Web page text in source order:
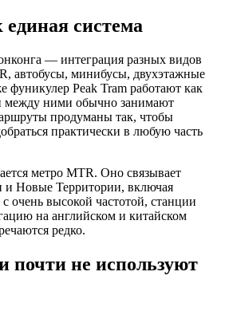
система
— интеграция разных видов
автобусы, минибусы, двухэтажные
фуникулер Peak Tram работают как
между ними обычно занимают
продуманы так, чтобы
практически в любую часть
метро MTR. Оно связывает
и Новые Территории, включая
очень высокой частотой, станции
на английском и китайском
редко.
почти не используют